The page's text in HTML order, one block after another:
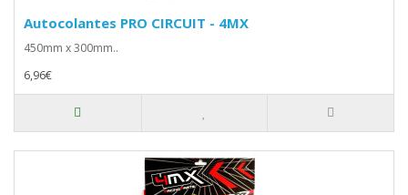
Autocolantes PRO CIRCUIT - 4MX
450mm x 300mm..
6,96€